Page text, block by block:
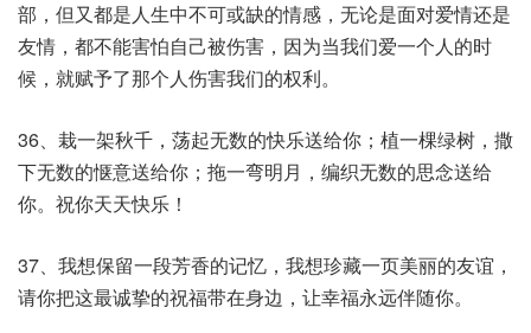
部，但又都是人生中不可或缺的情感，无论是面对爱情还是
友情，都不能害怕自己被伤害，因为当我们爱一个人的时
候，就赋予了那个人伤害我们的权利。
36、栽一架秋千，荡起无数的快乐送给你；植一棵绿树，撒
下无数的惬意送给你；拖一弯明月，编织无数的思念送给
你。祝你天天快乐！
37、我想保留一段芳香的记忆，我想珍藏一页美丽的友谊，
请你把这最诚挚的祝福带在身边，让幸福永远伴随你。